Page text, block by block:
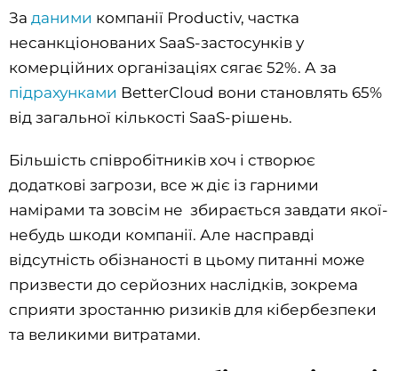
За даними компанії Productiv, частка
несанкціонованих SaaS-застосунків у
комерційних організаціях сягає 52%. А за
підрахунками BetterCloud вони становлять 65%
від загальної кількості SaaS-рішень.
Більшість співробітників хоч і створює
додаткові загрози, все ж діє із гарними
намірами та зовсім не збирається завдати якої-
небудь шкоди компанії. Але насправді
відсутність обізнаності в цьому питанні може
призвести до серйозних наслідків, зокрема
сприяти зростанню ризиків для кібербезпеки
та великими витратами.